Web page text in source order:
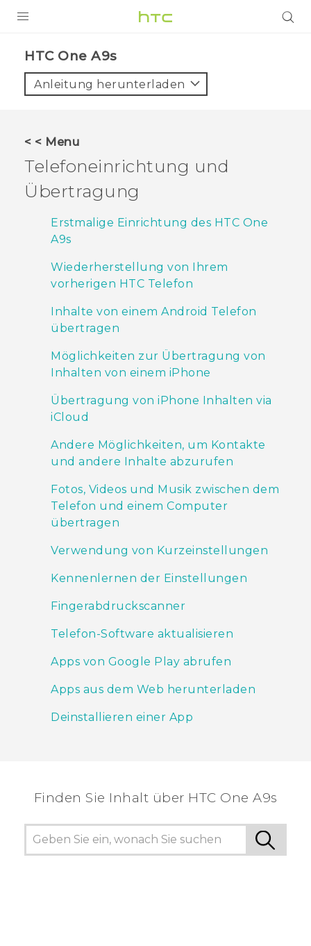
VIVE
VIVERSE
UNTERSTÜTZUNG
HTC-Geräte und Zubehör
HTC One A9s‎
Anleitung herunterladen
< < Menu
Telefoneinrichtung und
Übertragung
Erstmalige Einrichtung des HTC One
A9s
Wiederherstellung von Ihrem
vorherigen HTC Telefon
Inhalte von einem Android Telefon
übertragen
Möglichkeiten zur Übertragung von
Inhalten von einem iPhone
Übertragung von iPhone Inhalten via
iCloud
Andere Möglichkeiten, um Kontakte
und andere Inhalte abzurufen
Fotos, Videos und Musik zwischen dem
Telefon und einem Computer
übertragen
Verwendung von Kurzeinstellungen
Kennenlernen der Einstellungen
Fingerabdruckscanner
Telefon-Software aktualisieren
Apps von Google Play abrufen
Apps aus dem Web herunterladen
Deinstallieren einer App
Finden Sie Inhalt über‎ HTC One A9s